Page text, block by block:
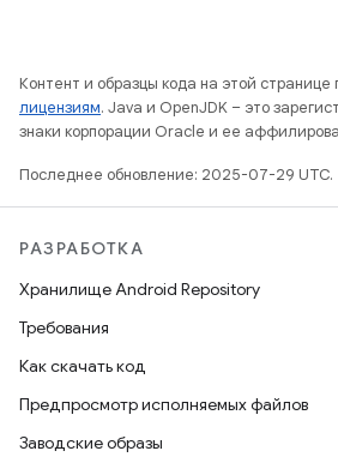
Контент и образцы кода на этой
лицензиям. Java и OpenJDK – это
знаки корпорации Oracle и ее
Последнее обновление: 2025-07-29 UTC.
РАЗРАБОТКА
Хранилище Android Repository
Требования
Как скачать код
Предпросмотр исполняемых файлов
Заводские образы